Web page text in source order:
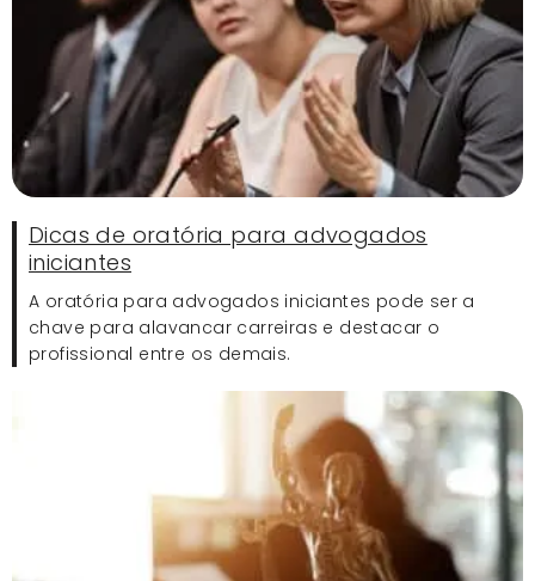
Dicas de oratória para advogados
iniciantes
A oratória para advogados iniciantes pode ser a
chave para alavancar carreiras e destacar o
profissional entre os demais.